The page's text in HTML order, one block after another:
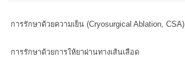
การรักษาด้วยความเย็น (Cryosurgical Ablation, CSA)
การรักษาด้วยการให้ยาผ่านทางเส้นเลือด